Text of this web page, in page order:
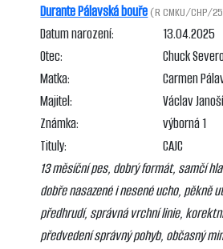
Durante Pálavská bouře (R CMKU/CHP/
Datum narození:
13.04.2025
Otec:
Chuck
Matka:
Carmen
Majitel:
Václav
Známka:
výborná 1
Tituly:
CAJC
13 měsíční pes, dobrý formát, samčí
dobře nasazené i nesené ucho, pěkně
předhrudí, správná vrchní linie,
předvedení správný pohyb, občasný